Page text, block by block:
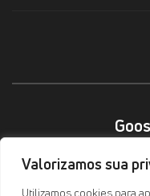
Valorizamos sua
Utilizamos cookies para
Copyright